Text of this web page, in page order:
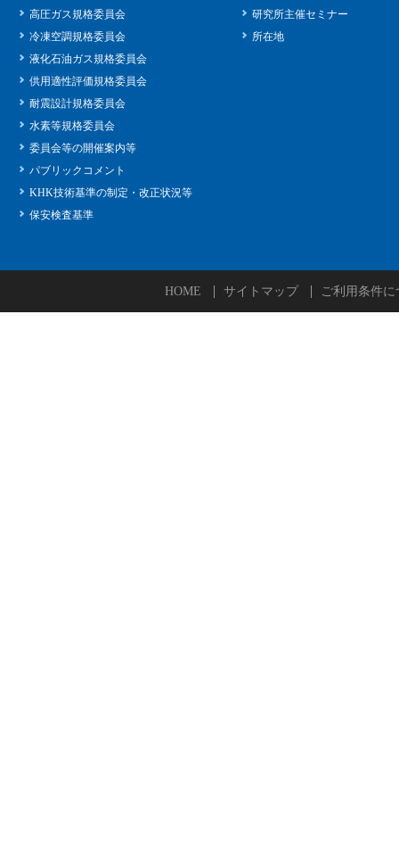
高圧ガス規格委員会
冷凍空調規格委員会
液化石油ガス規格委員会
供用適性評価規格委員会
耐震設計規格委員会
水素等規格委員会
委員会等の開催案内等
パブリックコメント
KHK技術基準の制定・改正状況等
保安検査基準
研究所主催セミナー
所在地
HOME サイトマップ ご利用条件に